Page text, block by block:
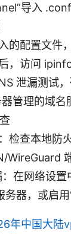
导入 .conf
的配置文件
，访问
泄漏测试
管理的域名
检查本地防
WireGuard
在网络设
务器，或启用
年中国大陆